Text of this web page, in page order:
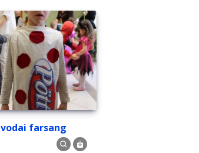
Óvodai farsang